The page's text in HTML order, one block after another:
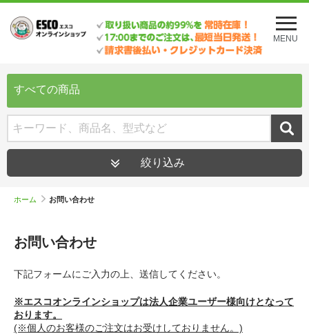
メ
ニ
ュ
を
MENU
すべての商品
絞り込み
ホーム お問い合わせ
お問い合わせ
下記フォームにご入力の上、送信してください。
※エスコオンラインショップは法人企業ユーザー様向けとなって
おります。
(※個人のお客様のご注文はお受けしておりません。)